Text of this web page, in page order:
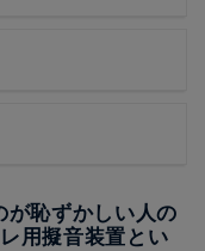
恥ずかしい人の
用擬音装置とい